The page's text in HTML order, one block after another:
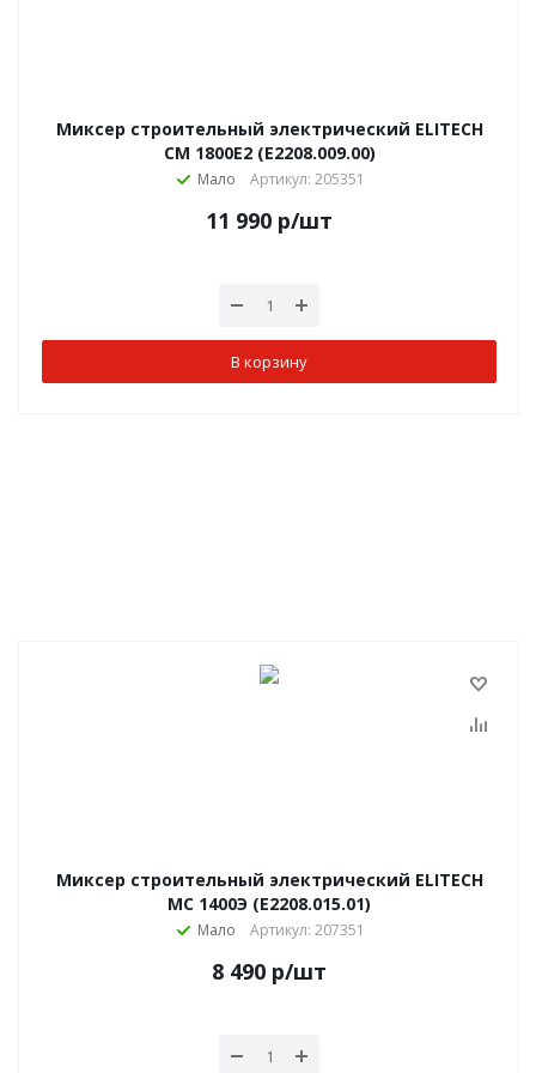
Миксер строительный электрический ELITECH
CM 1800E2 (E2208.009.00)
Мало Артикул: 205351
11 990 р/шт
В корзину
Миксер строительный электрический ELITECH
МС 1400Э (E2208.015.01)
Мало Артикул: 207351
8 490 р/шт